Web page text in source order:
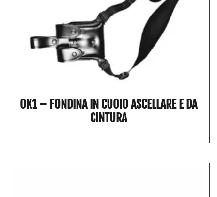
OK1 – FONDINA IN CUOIO ASCELLARE E DA
CINTURA